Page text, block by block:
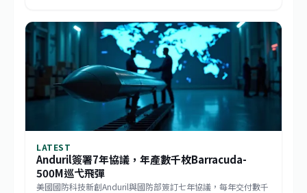
來擴大非紅供應鏈的機會，但業者仍需強化技術自主與國際合規
能力。
LATEST
Anduril簽署7年協議，年產數千枚Barracuda-
500M巡弋飛彈
美國國防科技新創Anduril與國防部簽訂七年協議，每年交付數千